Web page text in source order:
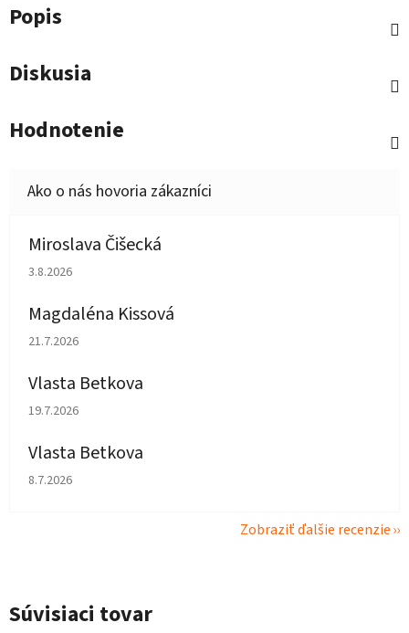
Popis
Diskusia
Hodnotenie
Miroslava Čišecká
Hodnotenie obchodu je 1 z 5 hviezdičiek.
3.8.2026
Magdaléna Kissová
Hodnotenie obchodu je 5 z 5 hviezdičiek.
21.7.2026
Vlasta Betkova
Hodnotenie obchodu je 5 z 5 hviezdičiek.
19.7.2026
Vlasta Betkova
Hodnotenie obchodu je 4 z 5 hviezdičiek.
8.7.2026
Zobraziť ďalšie recenzie
Súvisiaci tovar